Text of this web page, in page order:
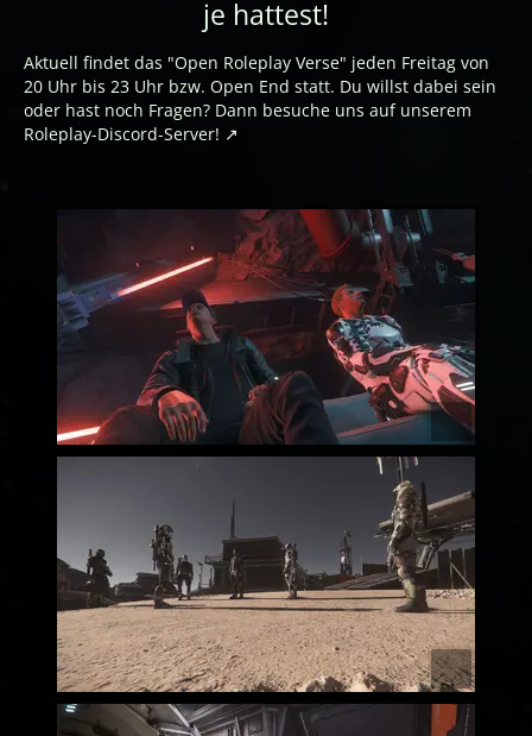
je hattest!
Aktuell findet das "Open Roleplay Verse" jeden Freitag von
20 Uhr bis 23 Uhr bzw. Open End statt. Du willst dabei sein
oder hast noch Fragen? Dann besuche uns auf unserem
Roleplay-Discord-Server!